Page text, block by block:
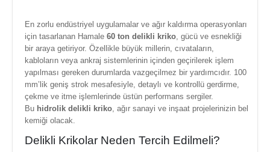
En zorlu endüstriyel uygulamalar ve ağır kaldırma operasyonları
için tasarlanan Hamale 60 ton delikli kriko , gücü ve esnekliği
bir araya getiriyor. Özellikle büyük millerin, cıvataların,
kabloların veya ankraj sistemlerinin içinden geçirilerek işlem
yapılması gereken durumlarda vazgeçilmez bir yardımcıdır. 100
mm’lik geniş strok mesafesiyle, detaylı ve kontrollü gerdirme,
çekme ve itme işlemlerinde üstün performans sergiler.
Bu hidrolik delikli kriko , ağır sanayi ve inşaat projelerinizin bel
kemiği olacak.
Delikli Krikolar Neden Tercih Edilmeli?